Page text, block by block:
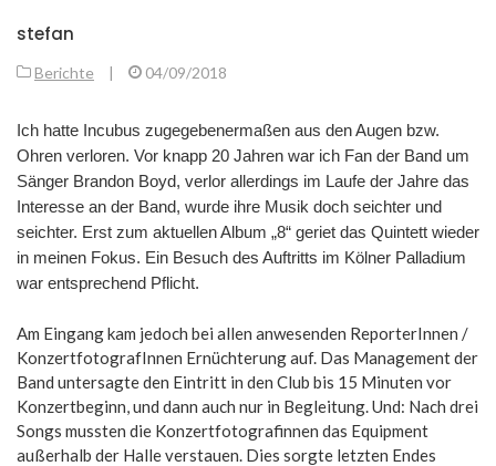
stefan
Berichte | 04/09/2018
Ich hatte Incubus zugegebenermaßen aus den Augen bzw.
Ohren verloren. Vor knapp 20 Jahren war ich Fan der Band um
Sänger Brandon Boyd, verlor allerdings im Laufe der Jahre das
Interesse an der Band, wurde ihre Musik doch seichter und
seichter. Erst zum aktuellen Album „8“ geriet das Quintett wieder
in meinen Fokus. Ein Besuch des Auftritts im Kölner Palladium
war entsprechend Pflicht.
Am Eingang kam jedoch bei allen anwesenden ReporterInnen /
KonzertfotografInnen Ernüchterung auf. Das Management der
Band untersagte den Eintritt in den Club bis 15 Minuten vor
Konzertbeginn, und dann auch nur in Begleitung. Und: Nach drei
Songs mussten die Konzertfotografinnen das Equipment
außerhalb der Halle verstauen. Dies sorgte letzten Endes